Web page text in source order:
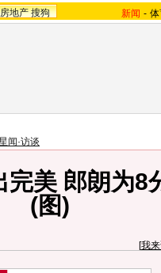
地产 搜狗 新闻 -
闻·访谈
完美 郎朗为8
(图)
[我